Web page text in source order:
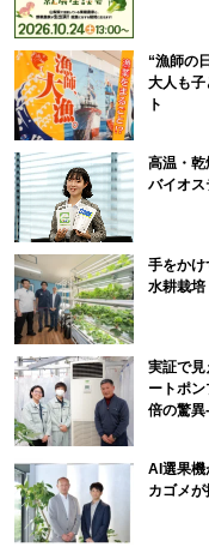
“漁師の
大人も
ト
高温・乾
バイオス
手をかけ
水耕栽培
実証で見
ートポ
倍の驚異-
AI選果機
カゴメ